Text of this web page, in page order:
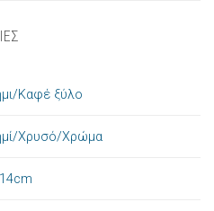
Καφέ ξύλο
Χρυσό/Χρώμα